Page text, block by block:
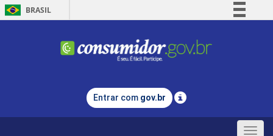
BRASIL
Comunica BR
Legislação
Entrar com gov.br
Toggle